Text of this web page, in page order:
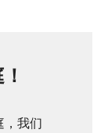
，我们